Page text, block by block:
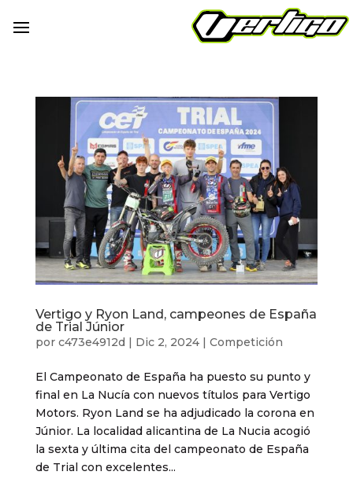
Vertigo y Ryon Land, campeones de España
de Trial Júnior
por c473e4912d | Dic 2, 2024| Competición
El Campeonato de España ha puesto su punto y
final en La Nucía con nuevos títulos para Vertigo
Motors. Ryon Land se ha adjudicado la corona en
Júnior. La localidad alicantina de La Nucia acogió
la sexta y última cita del campeonato de España
de Trial con excelentes...